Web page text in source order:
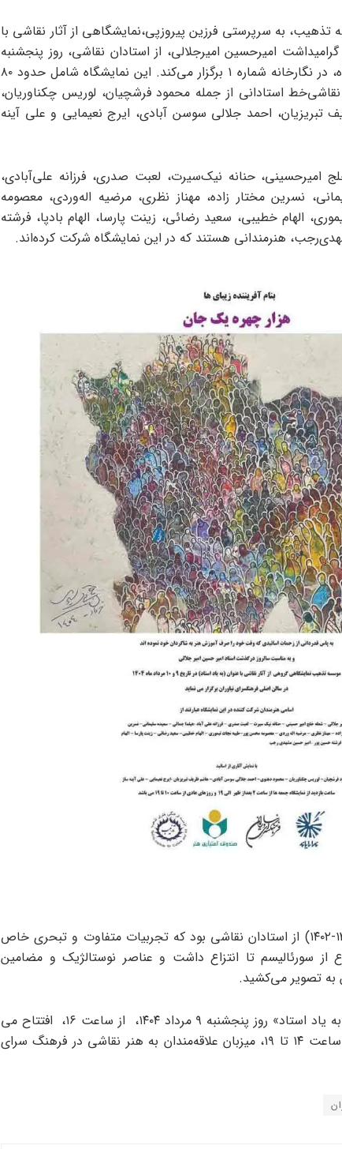
تذهیب، به سرپرستی فرزین پیروزپی،نمایشگاهی از آثار نقاشی با
گرامیداشت امیرحسین امیرجلالی، از استادان نقاشی، روز پنجشنبه
نهم و جمعه دهم مرداد ماه، در نگارخانه شماره ۱ برگزار می‌کند. این نمایشگاه شامل حدود ۸۰
نقاشی‌خط استادانی از جمله محمود فرشچیان، لوریس چکناوریان،
امیر‌حسینی، حنانه نیک‌سیرت، لعبت صدری، فرزانه علی‌آبادی،
نسرین مختار زاده، مهناز نظری، مرضیه اله‌وردی، معصومه
الهام خطیبی، سعید رضائی، زینت پارسا، الهام بادپا، فرشته
هنرمندانی هستند که در این نمایشگاه شرکت کرده‌اند.
امیرحسین امیرجلالی (۱۳۴۴-۱۴۰۲) از استادان نقاشی بود که تجربیات متفاوت و تبحری خاص
سورئالیسم تا انتزاع داشت و عناصر نوستالژیک و مضامین
به تصویر می‌کشید.
نمایشگاه گروهی نقاشی «به یاد استاد» روز پنجشنبه ۹ مرداد ۱۴۰۴، از ساعت ۱۶، افتتاح می
شود و به مدت ۲ روز، از ساعت ۱۴ تا ۱۹، میزبان علاقه‌مندان به هنر نقاشی در فرهنگ سرای